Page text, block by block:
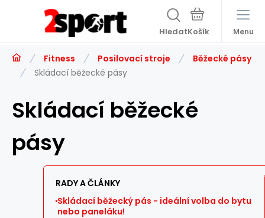
Hledat Menu
Fitness Posilovací stroje
Běžecké pásy
Skládací běžecké pásy
Skládací běžecké
pásy
RADY A ČLÁNKY
Skládací běžecký pás - ideální volba do bytu
nebo paneláku!